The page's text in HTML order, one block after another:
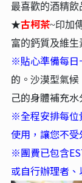
最喜歡的酒精飲
★古柯茶~印加
富的鈣質及維生
※貼心準備每日
的。沙漠型氣
己的身體補充水
※全程安排每位
使用，讓您不
※團費已包含
或自行辦理者